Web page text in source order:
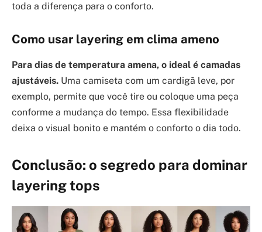
toda a diferença para o conforto.
Como usar layering em clima ameno
Para dias de temperatura amena, o ideal é camadas
ajustáveis. Uma camiseta com um cardigã leve, por
exemplo, permite que você tire ou coloque uma peça
conforme a mudança do tempo. Essa flexibilidade
deixa o visual bonito e mantém o conforto o dia todo.
Conclusão: o segredo para dominar
layering tops